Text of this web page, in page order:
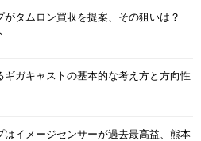
がタムロン買収を提案、その狙いは？
ギガキャストの基本的な考え方と方向性
はイメージセンサーが過去最高益、熊本